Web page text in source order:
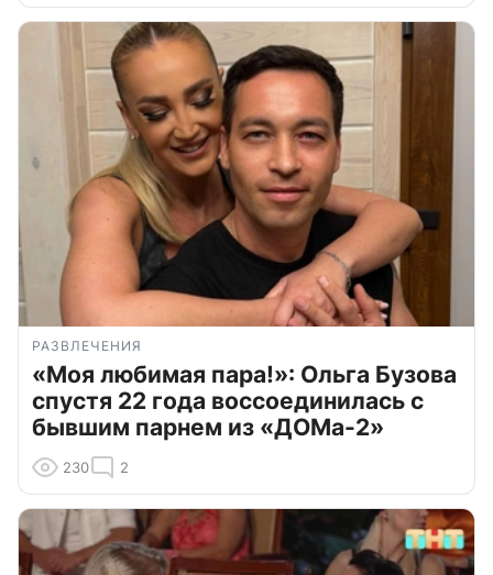
РАЗВЛЕЧЕНИЯ
«Моя любимая пара!»: Ольга Бузова
спустя 22 года воссоединилась с
бывшим парнем из «ДОМа-2»
230 2